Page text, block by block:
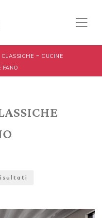
- CUCINE
FANO